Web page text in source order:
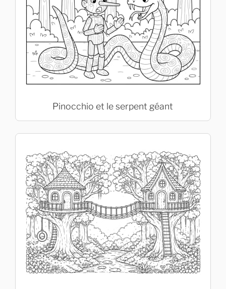
Pinocchio et le serpent géant